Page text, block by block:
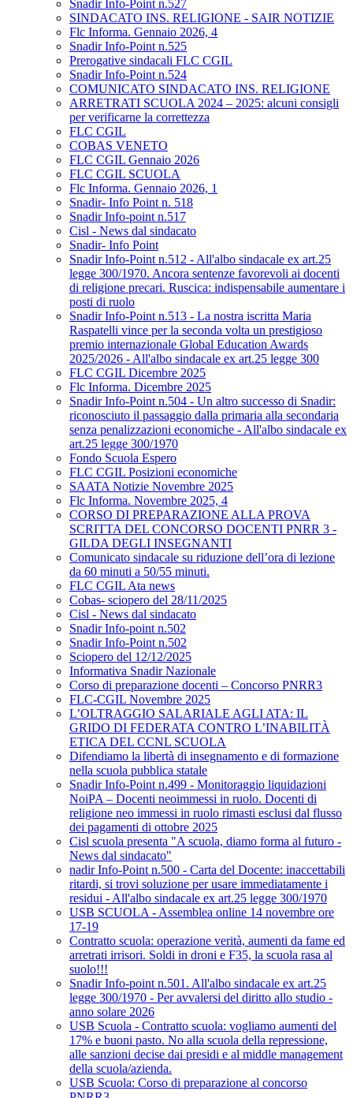
Snadir Info-Point n.527
SINDACATO INS. RELIGIONE - SAIR NOTIZIE
Flc Informa. Gennaio 2026, 4
Snadir Info-Point n.525
Prerogative sindacali FLC CGIL
Snadir Info-Point n.524
COMUNICATO SINDACATO INS. RELIGIONE
ARRETRATI SCUOLA 2024 – 2025: alcuni consigli
per verificarne la correttezza
FLC CGIL
COBAS VENETO
FLC CGIL Gennaio 2026
FLC CGIL SCUOLA
Flc Informa. Gennaio 2026, 1
Snadir- Info Point n. 518
Snadir Info-point n.517
Cisl - News dal sindacato
Snadir- Info Point
Snadir Info-Point n.512 - All'albo sindacale ex art.25
legge 300/1970. Ancora sentenze favorevoli ai docenti
di religione precari. Ruscica: indispensabile aumentare i
posti di ruolo
Snadir Info-Point n.513 - La nostra iscritta Maria
Raspatelli vince per la seconda volta un prestigioso
premio internazionale Global Education Awards
2025/2026 - All'albo sindacale ex art.25 legge 300
FLC CGIL Dicembre 2025
Flc Informa. Dicembre 2025
Snadir Info-Point n.504 - Un altro successo di Snadir:
riconosciuto il passaggio dalla primaria alla secondaria
senza penalizzazioni economiche - All'albo sindacale ex
art.25 legge 300/1970
Fondo Scuola Espero
FLC CGIL Posizioni economiche
SAATA Notizie Novembre 2025
Flc Informa. Novembre 2025, 4
CORSO DI PREPARAZIONE ALLA PROVA
SCRITTA DEL CONCORSO DOCENTI PNRR 3 -
GILDA DEGLI INSEGNANTI
Comunicato sindacale su riduzione dell’ora di lezione
da 60 minuti a 50/55 minuti.
FLC CGIL Ata news
Cobas- sciopero del 28/11/2025
Cisl - News dal sindacato
Snadir Info-point n.502
Snadir Info-Point n.502
Sciopero del 12/12/2025
Informativa Snadir Nazionale
Corso di preparazione docenti – Concorso PNRR3
FLC-CGIL Novembre 2025
L’OLTRAGGIO SALARIALE AGLI ATA: IL
GRIDO DI FEDERATA CONTRO L’INABILITÀ
ETICA DEL CCNL SCUOLA
Difendiamo la libertà di insegnamento e di formazione
nella scuola pubblica statale
Snadir Info-Point n.499 - Monitoraggio liquidazioni
NoiPA – Docenti neoimmessi in ruolo. Docenti di
religione neo immessi in ruolo rimasti esclusi dal flusso
dei pagamenti di ottobre 2025
Cisl scuola presenta "A scuola, diamo forma al futuro -
News dal sindacato"
nadir Info-Point n.500 - Carta del Docente: inaccettabili
ritardi, si trovi soluzione per usare immediatamente i
residui - All'albo sindacale ex art.25 legge 300/1970
USB SCUOLA - Assemblea online 14 novembre ore
17-19
Contratto scuola: operazione verità, aumenti da fame ed
arretrati irrisori. Soldi in droni e F35, la scuola rasa al
suolo!!!
Snadir Info-point n.501. All'albo sindacale ex art.25
legge 300/1970 - Per avvalersi del diritto allo studio -
anno solare 2026
USB Scuola - Contratto scuola: vogliamo aumenti del
17% e buoni pasto. No alla scuola della repressione,
alle sanzioni decise dai presidi e al middle management
della scuola/azienda.
USB Scuola: Corso di preparazione al concorso